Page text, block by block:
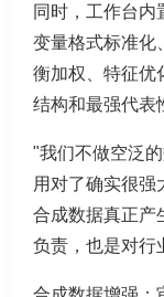
同时，工作台内
变量格式标准化
衡加权、特征优
结构和最强代表
"我们不做空泛
用对了确实很强
合成数据真正产
负责，也是对行